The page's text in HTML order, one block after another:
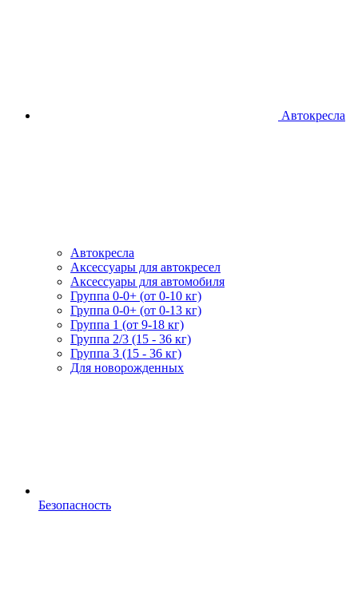
Автокресла
Автокресла
Аксессуары для автокресел
Аксессуары для автомобиля
Группа 0-0+ (от 0-10 кг)
Группа 0-0+ (от 0-13 кг)
Группа 1 (от 9-18 кг)
Группа 2/3 (15 - 36 кг)
Группа 3 (15 - 36 кг)
Для новорожденных
Безопасность